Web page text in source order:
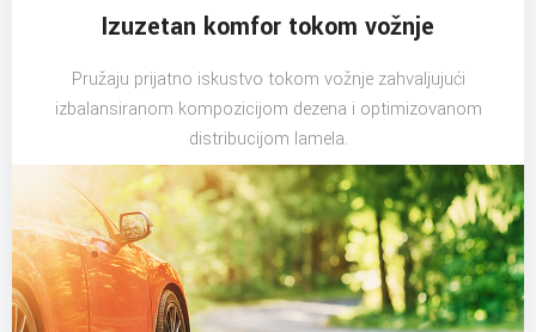
Izuzetan komfor tokom vožnje
Pružaju prijatno iskustvo tokom vožnje zahvaljujući
izbalansiranom kompozicijom dezena i optimizovanom
distribucijom lamela.